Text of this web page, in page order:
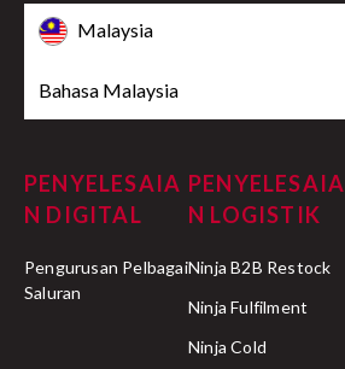
Malaysia
Bahasa Malaysia
PENYELESAIA
N DIGITAL
Pengurusan Pelbagai
Saluran
PENYELESAIA
N LOGISTIK
Ninja B2B Restock
Ninja Fulfilment
Ninja Cold